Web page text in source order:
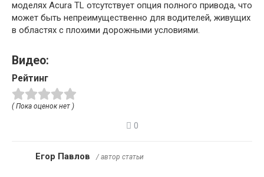
моделях Acura TL отсутствует опция полного привода, что
может быть непреимущественно для водителей, живущих
в областях с плохими дорожными условиями.
Видео:
Рейтинг
( Пока оценок нет )
0
Егор Павлов / автор статьи